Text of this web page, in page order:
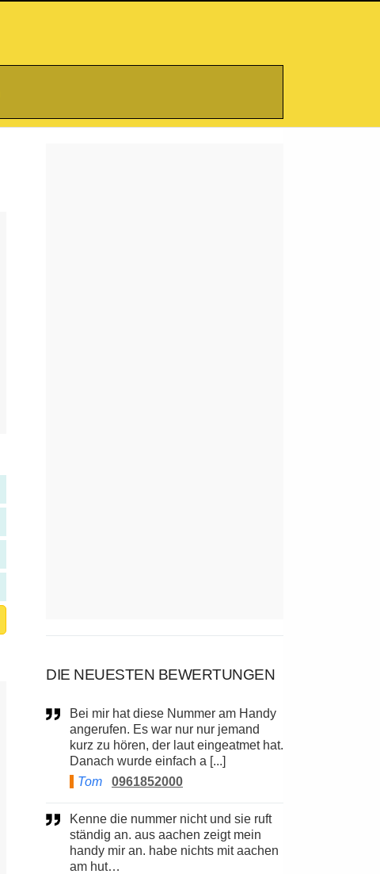
DIE NEUESTEN BEWERTUNGEN
Bei mir hat diese Nummer am Handy
angerufen. Es war nur nur jemand
kurz zu hören, der laut eingeatmet hat.
Danach wurde einfach a [...]
Tom
0961852000
Kenne die nummer nicht und sie ruft
ständig an. aus aachen zeigt mein
handy mir an. habe nichts mit aachen
am hut…